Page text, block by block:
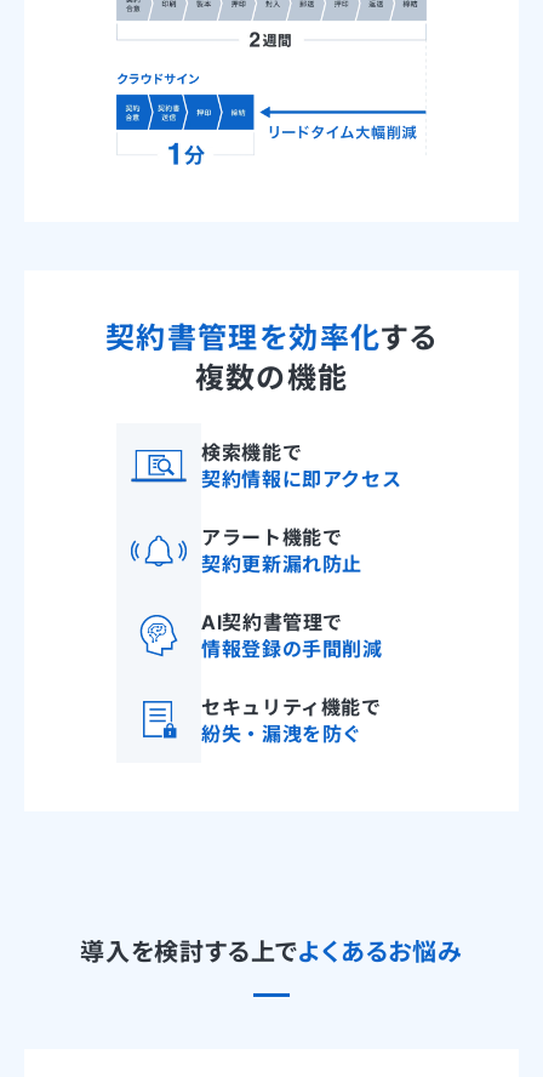
契約書管理を効率化する
複数の機能
検索機能で
契約情報に即アクセス
アラート機能で
契約更新漏れ防止
AI契約書管理で
情報登録の手間削減
セキュリティ機能で
紛失・漏洩を防ぐ
導入を検討する上でよくあるお悩み